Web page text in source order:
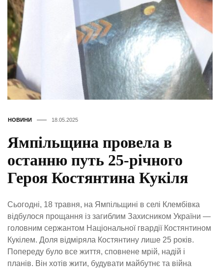
НОВИНИ 18.05.2025
Ямпільщина провела в
останню путь 25-річного
Героя Костянтина Кукіля
Сьогодні, 18 травня, на Ямпільщині в селі Клембівка
відбулося прощання із загиблим Захисником України —
головним сержантом Національної гвардії Костянтином
Кукілем. Доля відміряла Костянтину лише 25 років.
Попереду було все життя, сповнене мрій, надій і
планів. Він хотів жити, будувати майбутнє та війна